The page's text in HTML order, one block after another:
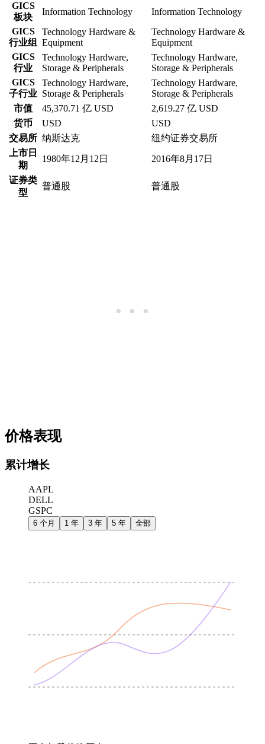
GICS
板块
Information Technology
Information Technology
GICS
行业组
Technology Hardware &
Equipment
Technology Hardware &
Equipment
GICS
行业
Technology Hardware,
Storage & Peripherals
Technology Hardware,
Storage & Peripherals
GICS
子行业
Technology Hardware,
Storage & Peripherals
Technology Hardware,
Storage & Peripherals
市值
45,370.71 亿 USD
2,619.27 亿 USD
货币
USD
USD
交易所 纳斯达克
纽约证券交易所
上市日
期
1980年12月12日 2016年8月17日
证券类
型
普通股 普通股
价格表现
累计增长
AAPL
DELL
GSPC
6 个月 1 年 3 年 5 年 全部